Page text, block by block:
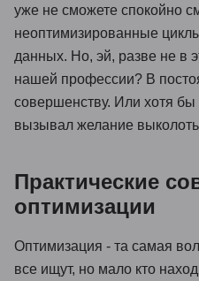
уже не сможете спокойно
неоптимизированные
данных. Но, эй, разве не в
нашей профессии? В
совершенству. Или хотя бы
вызывал желание выколоть
Практические
оптимизации
Оптимизация - та самая
все ищут, но мало кто